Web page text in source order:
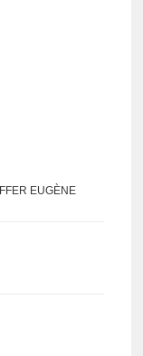
EUGÈNE